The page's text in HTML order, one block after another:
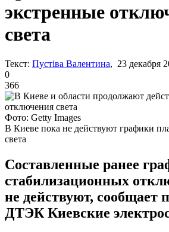
экстренные
света
Текст: Пустіва Валентина, 23 декабря
0
366
Фото: Getty Images
В Киеве пока не действуют графики
света
Составленные ранее
стабилизационных
не действуют, сообщает
ДТЭК Киевские